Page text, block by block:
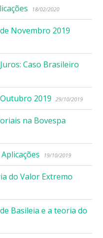
18/02/2020
Novembro 2019
Caso Brasileiro
2019 29/10/2019
na Bovespa
19/10/2019
do Valor Extremo
Basileia e a teoria do